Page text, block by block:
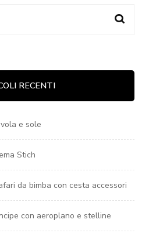
RECENTI
e sole
Stich
da bimba con cesta accessori
con aeroplano e stelline